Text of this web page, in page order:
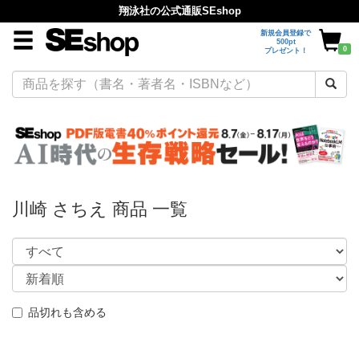
翔泳社の公式通販SEshop
新規会員登録で
500pt
プレゼント！
0
川崎 さちえ 商品 一覧
品切れも含める